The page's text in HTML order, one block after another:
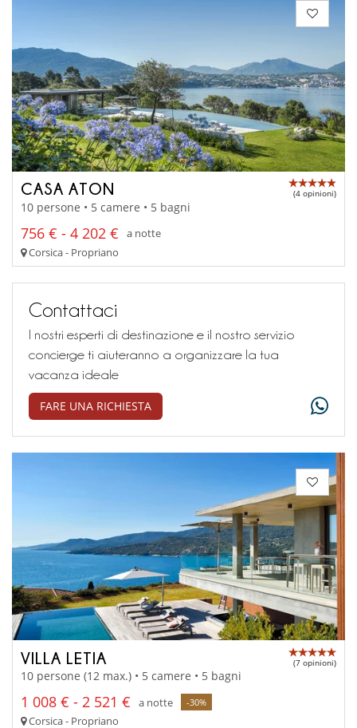
CASA ATON (4 opinioni)
10 persone • 5 camere • 5 bagni
756 € - 4 202 €
a notte
Corsica - Propriano
Contattaci
I nostri esperti di destinazione e il nostro servizio
concierge ti aiuteranno a organizzare la tua
vacanza ideale
FARE UNA RICHIESTA
VILLA LETIA (7 opinioni)
10 persone (12 max.) • 5 camere • 5 bagni
1 008 € - 2 521 € a notte -30%
Corsica - Propriano